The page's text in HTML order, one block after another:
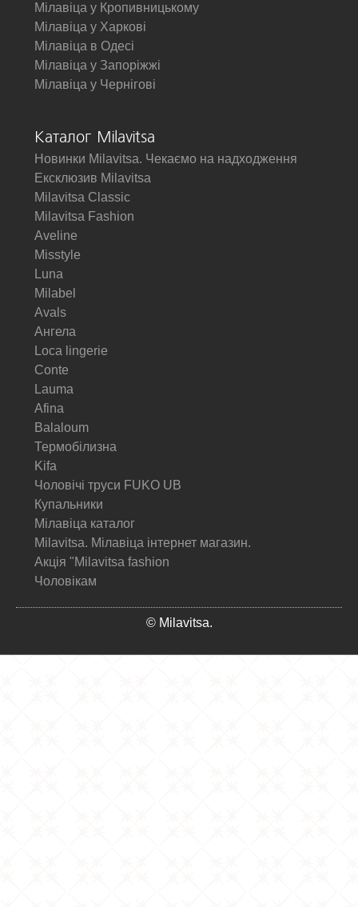
Мілавіца у Кропивницькому
Мілавіца у Харкові
Мілавіца в Одесі
Мілавіца у Запоріжжі
Мілавіца у Чернігові
Каталог Milavitsa
Новинки Milavitsa. Чекаємо на надходження
Ексклюзив Milavitsa
Milavitsa Classic
Milavitsa Fashion
Aveline
Misstyle
Luna
Milabel
Avals
Ангела
Loca lingerie
Conte
Lauma
Afina
Balaloum
Термобілизна
Kifa
Чоловічі труси FUKO UB
Купальники
Мілавіца каталог
Milavitsa. Мілавіца інтернет магазин.
Акція "Milavitsa fashion
Чоловікам
© Milavitsa.